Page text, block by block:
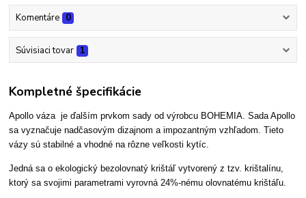
Komentáre 0
Súvisiaci tovar 1
Kompletné špecifikácie
Apollo váza je ďalším prvkom sady od výrobcu BOHEMIA. Sada Apollo
sa vyznačuje nadčasovým dizajnom a impozantným vzhľadom. Tieto
vázy sú stabilné a vhodné na rôzne veľkosti kytíc.
Jedná sa o ekologický bezolovnatý krištáľ vytvorený z tzv. krištalínu,
ktorý sa svojimi parametrami vyrovná 24%-nému olovnatému krištáľu.